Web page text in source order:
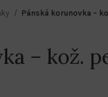
Pánská korunovka –
– kož.